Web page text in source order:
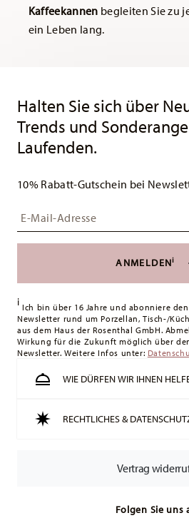
Kaffeekannen begleiten Sie zu
ein Leben lang.
Halten Sie sich über
Trends und
Laufenden.
10% Rabatt-Gutschein bei
ANMELDENi
i Ich bin über 16 Jahre und abonniere
Newsletter rund um Porzellan, Tisch-/
aus dem Haus der Rosenthal GmbH.
Wirkung für die Zukunft möglich über
Newsletter. Weitere Infos unter:
WIE DÜRFEN WIR IHNEN
RECHTLICHES &
Vertrag
Folgen Sie uns